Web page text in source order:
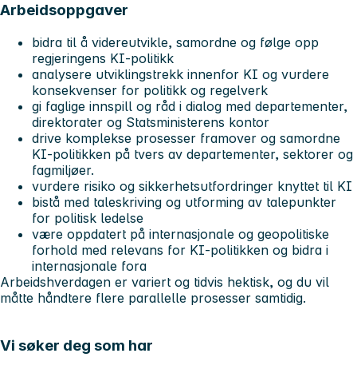
Arbeidsoppgaver
bidra til å videreutvikle, samordne og følge opp
regjeringens KI-politikk
analysere utviklingstrekk innenfor KI og vurdere
konsekvenser for politikk og regelverk
gi faglige innspill og råd i dialog med departementer,
direktorater og Statsministerens kontor
drive komplekse prosesser framover og samordne
KI-politikken på tvers av departementer, sektorer og
fagmiljøer.
vurdere risiko og sikkerhetsutfordringer knyttet til KI
bistå med taleskriving og utforming av talepunkter
for politisk ledelse
være oppdatert på internasjonale og geopolitiske
forhold med relevans for KI-politikken og bidra i
internasjonale fora
Arbeidshverdagen er variert og tidvis hektisk, og du vil
måtte håndtere flere parallelle prosesser samtidig.
Vi søker deg som har